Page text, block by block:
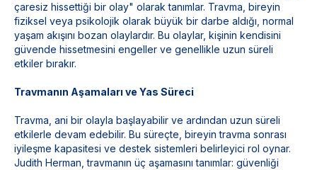
çaresiz hissettiği bir olay" olarak tanımlar. Travma, bireyin
fiziksel veya psikolojik olarak büyük bir darbe aldığı, normal
yaşam akışını bozan olaylardır. Bu olaylar, kişinin kendisini
güvende hissetmesini engeller ve genellikle uzun süreli
etkiler bırakır.
Travmanın Aşamaları ve Yas Süreci
Travma, ani bir olayla başlayabilir ve ardından uzun süreli
etkilerle devam edebilir. Bu süreçte, bireyin travma sonrası
iyileşme kapasitesi ve destek sistemleri belirleyici rol oynar.
Judith Herman, travmanın üç aşamasını tanımlar: güvenliği